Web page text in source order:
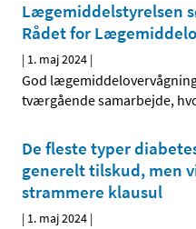
Lægemiddelstyrelsen
Rådet for
| 1. maj 2024 |
God
tværgående samarbejde,
De fleste typer
generelt tilskud, men
strammere klausul
| 1. maj 2024 |